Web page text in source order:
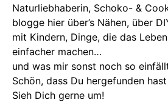
Naturliebhaberin, Schoko- &
blogge hier über’s Nähen, über
mit Kindern, Dinge, die das
einfacher machen…
und was mir sonst noch so
Schön, dass Du hergefunden
Sieh Dich gerne um!